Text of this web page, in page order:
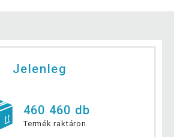
Jelenleg
460 460 db
Termék raktáron